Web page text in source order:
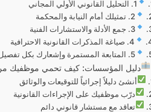
1. التحليل القانوني الأولي المجاني
2. تمثيلك أمام النيابة والمحكمة
3. جمع الأدلة والاستشارات الفنية
4. صياغة المذكرات القانونية الاحترافية
5. المتابعة المستمرة وإشعارك بكل تفصيل
دليل المؤسسات: كيف تحمي موظفيك من
أنشئ دليلاً إجرائياً للتوقيعات والوثائق
درّب موظفيك على الإجراءات القانونية
تعاقد مع مستشار قانوني دائم